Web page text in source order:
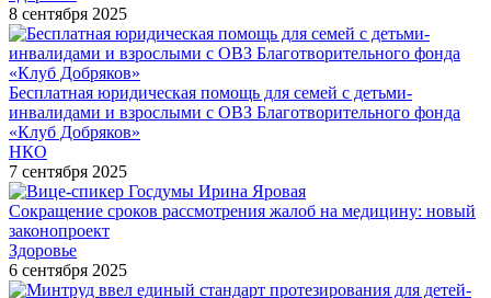
8 сентября 2025
Бесплатная юридическая помощь для семей с детьми-
инвалидами и взрослыми с ОВЗ Благотворительного фонда
«Клуб Добряков»
НКО
7 сентября 2025
Сокращение сроков рассмотрения жалоб на медицину: новый
законопроект
Здоровье
6 сентября 2025